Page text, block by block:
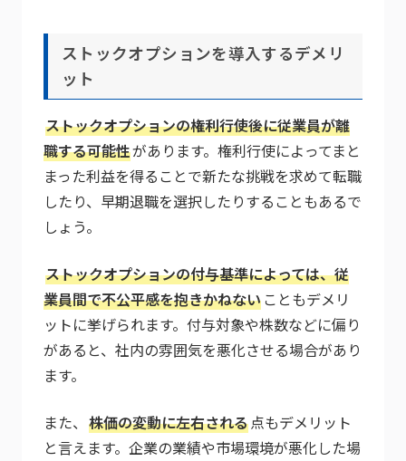
ストックオプションを導入するデメリ
ット
ストックオプションの権利行使後に従業員が離
職する可能性があります。権利行使によってまと
まった利益を得ることで新たな挑戦を求めて転職
したり、早期退職を選択したりすることもあるで
しょう。
ストックオプションの付与基準によっては、従
業員間で不公平感を抱きかねない こともデメリ
ットに挙げられます。付与対象や株数などに偏り
があると、社内の雰囲気を悪化させる場合があり
ます。
また、 株価の変動に左右される点もデメリット
と言えます。企業の業績や市場環境が悪化した場